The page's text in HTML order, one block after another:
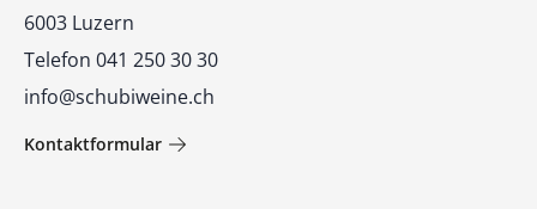
6003 Luzern
Telefon 041 250 30 30
info@schubiweine.ch
Kontaktformular